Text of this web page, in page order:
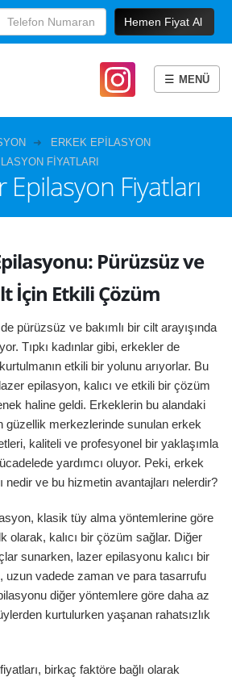
☰
ERKEK EPILASYON
FIYATLARI
Epilasyon Fiyatları
Pürüzsüz ve
İçin Etkili Çözüm
pürüzsüz ve bakımlı bir cilt arayışında
Tıpkı kadınlar gibi, erkekler de
etkili bir yolunu arıyorlar. Bu
epilasyon, kalıcı ve etkili bir çözüm
haline geldi. Erkeklerin bu alandaki
güzellik merkezlerinde sunulan erkek
kaliteli ve profesyonel bir yaklaşımla
yardımcı oluyor. Peki, erkek
nedir ve bu hizmetin avantajları nelerdir?
klasik tüy alma yöntemlerine göre
olarak, kalıcı bir çözüm sağlar. Diğer
sunarken, lazer epilasyonu kalıcı bir
uzun vadede zaman ve para tasarrufu
diğer yöntemlere göre daha az
kurtulurken yaşanan rahatsızlık
birkaç faktöre bağlı olarak